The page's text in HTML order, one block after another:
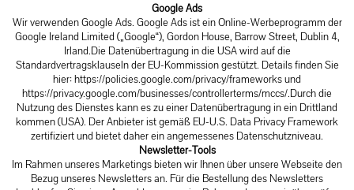
Google Ads
Wir verwenden Google Ads. Google Ads ist ein Online-Werbeprogramm der
Google Ireland Limited („Google“), Gordon House, Barrow Street, Dublin 4,
Irland.Die Datenübertragung in die USA wird auf die
Standardvertragsklauseln der EU-Kommission gestützt. Details finden Sie
hier:https://policies.google.com/privacy/frameworksund
https://privacy.google.com/businesses/controllerterms/mccs/.Durchdie
Nutzung des Dienstes kann es zu einer Datenübertragung in ein Drittland
kommen (USA). Der Anbieter ist gemäß EU-U.S. Data Privacy Framework
zertifiziert und bietet daher ein angemessenes Datenschutzniveau.
Newsletter-Tools
Im Rahmen unseres Marketings bieten wir Ihnen über unsere Webseite den
Bezug unseres Newsletters an. Für die Bestellung des Newsletters